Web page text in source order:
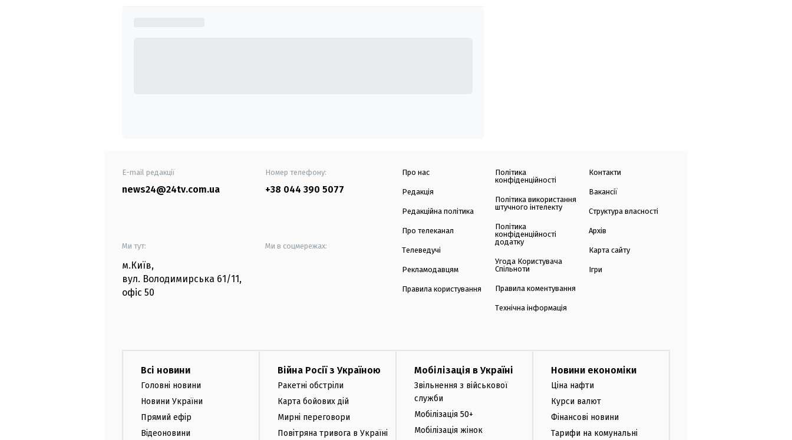
E-mail редакції
news24@24tv.com.ua
Номер телефону:
+38 044 390 5077
Ми тут:
м.Київ,
вул. Володимирська 61/11,
офіс 50
Ми в соцмережах:
Про нас
Редакція
Редакційна політика
Про телеканал
Телеведучі
Рекламодавцям
Правила користування
Політика
конфіденційності
Політика використання
штучного інтелекту
Політика
конфіденційності
додатку
Угода Користувача
Спільноти
Правила коментування
Технічна інформація
Контакти
Вакансії
Структура власності
Архів
Карта сайту
Ігри
Всі новини
Головні новини
Новини України
Прямий ефір
Відеоновини
Війна Росії з Україною
Ракетні обстріли
Карта бойових дій
Мирні переговори
Повітряна тривога в Україні
Мобілізація в Україні
Звільнення з військової
служби
Мобілізація 50+
Мобілізація жінок
Новини економіки
Ціна нафти
Курси валют
Фінансові новини
Тарифи на комунальні